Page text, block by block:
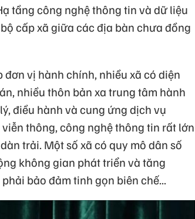
tầng công nghệ thông tin và dữ liệu
cấp xã giữa các địa bàn chưa đồng
vị hành chính, nhiều xã có diện
nhiều thôn bản xa trung tâm hành
điều hành và cung ứng dịch vụ
thông, công nghệ thông tin rất lớn
trải. Một số xã có quy mô dân số
không gian phát triển và tăng
bảo đảm tinh gọn biên chế...